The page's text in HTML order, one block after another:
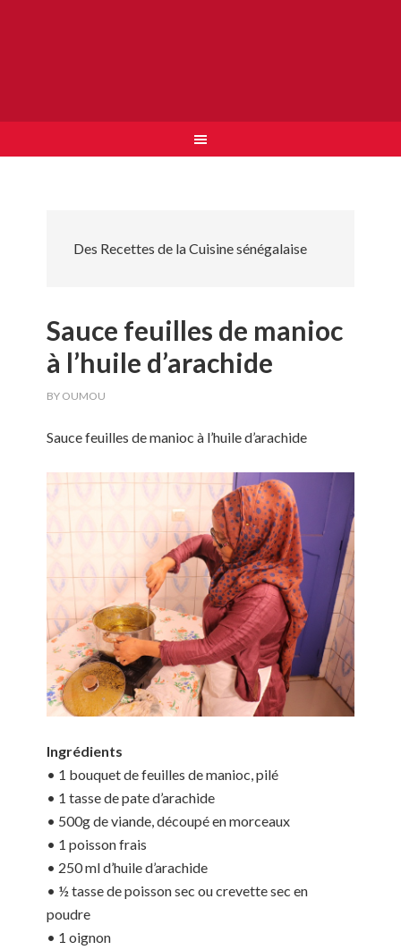
Des Recettes de la Cuisine sénégalaise
Sauce feuilles de manioc
à l’huile d’arachide
BY OUMOU
Sauce feuilles de manioc à l’huile d’arachide
Ingrédients
• 1 bouquet de feuilles de manioc, pilé
• 1 tasse de pate d’arachide
• 500g de viande, découpé en morceaux
• 1 poisson frais
• 250 ml d’huile d’arachide
• ½ tasse de poisson sec ou crevette sec en
poudre
• 1 oignon